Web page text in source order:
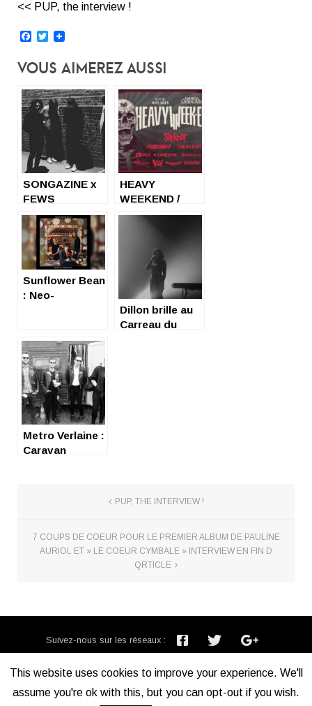
<< PUP, the interview !
Facebook
Twitter
Vous Aimerez Aussi
SONGAZINE x
FEWS
HEAVY
WEEKEND /
NANCY : un
monte !
Sunflower Bean
: Neo-
Dillon brille au
Carreau du
Metro Verlaine :
Caravan
PUP, THE INTERVIEW !
7 COUPS DE COEUR POUR LE PREMIER ALBUM DE PAULINE
AURIOL ET » LE COEUR CYMBALE » INTERVIEW EN FIN D
QRTICLE
Suivez-nous sur les réseaux :
This website uses cookies to improve your experience. We'll
assume you're ok with this, but you can opt-out if you wish.